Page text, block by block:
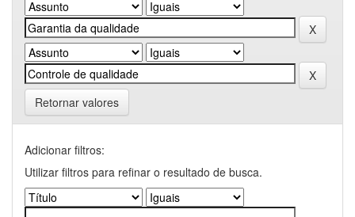
Retornar valores
Adicionar filtros:
Utilizar filtros para refinar o resultado de busca.